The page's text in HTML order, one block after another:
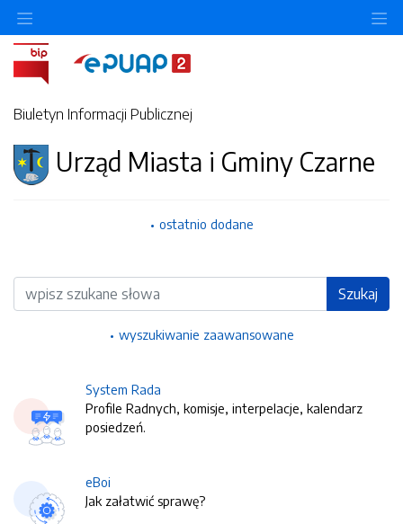
Biuletyn Informacji Publicznej
Urząd Miasta i Gminy Czarne
ostatnio dodane
Wyszukiwarka Szukaj
wyszukiwanie zaawansowane
System Rada
Profile Radnych, komisje, interpelacje, kalendarz
posiedzeń.
eBoi
Jak załatwić sprawę?